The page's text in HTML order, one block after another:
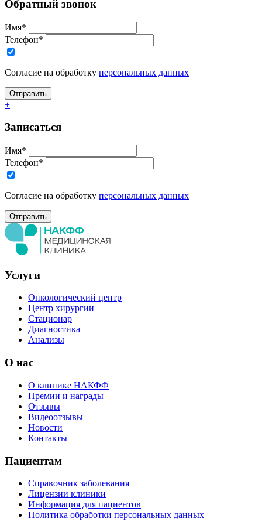
Обратный звонок
Имя*
Телефон*
Согласие на обработку персональных данных
+
Записаться
Имя*
Телефон*
Согласие на обработку персональных данных
Услуги
Онкологический центр
Центр хирургии
Стационар
Диагностика
Анализы
О нас
О клинике НАКФФ
Премии и награды
Отзывы
Видеоотзывы
Новости
Контакты
Пациентам
Справочник заболевания
Лицензии клиники
Информация для пациентов
Политика обработки персональных данных